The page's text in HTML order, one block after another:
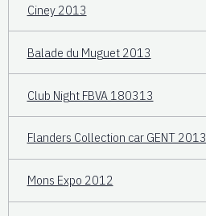
Ciney 2013
Balade du Muguet 2013
Club Night FBVA 180313
Flanders Collection car GENT 2013
Mons Expo 2012